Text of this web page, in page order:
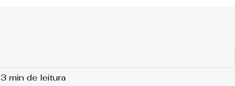
3 min de leitura